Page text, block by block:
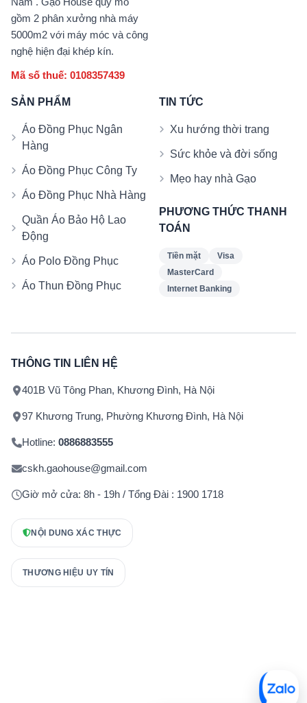
gồm 2 phân xưởng nhà máy
5000m2 với máy móc và công
nghệ hiện đại khép kín.
Mã số thuế: 0108357439
SẢN PHẨM
Áo Đồng Phục Ngân
Hàng
Áo Đồng Phục Công Ty
Áo Đồng Phục Nhà Hàng
Quần Áo Bảo Hộ Lao
Động
Áo Polo Đồng Phục
Áo Thun Đồng Phục
TIN TỨC
Xu hướng thời trang
Sức khỏe và đời sống
Mẹo hay nhà Gạo
PHƯƠNG THỨC THANH
TOÁN
Tiền mặt
Visa
MasterCard
Internet Banking
THÔNG TIN LIÊN HỆ
401B Vũ Tông Phan, Khương Đình, Hà Nội
97 Khương Trung, Phường Khương Đình, Hà Nội
Hotline: 0886883555
cskh.gaohouse@gmail.com
Giờ mở cửa: 8h - 19h / Tổng Đài : 1900 1718
NỘI DUNG XÁC THỰC
THƯƠNG HIỆU UY TÍN